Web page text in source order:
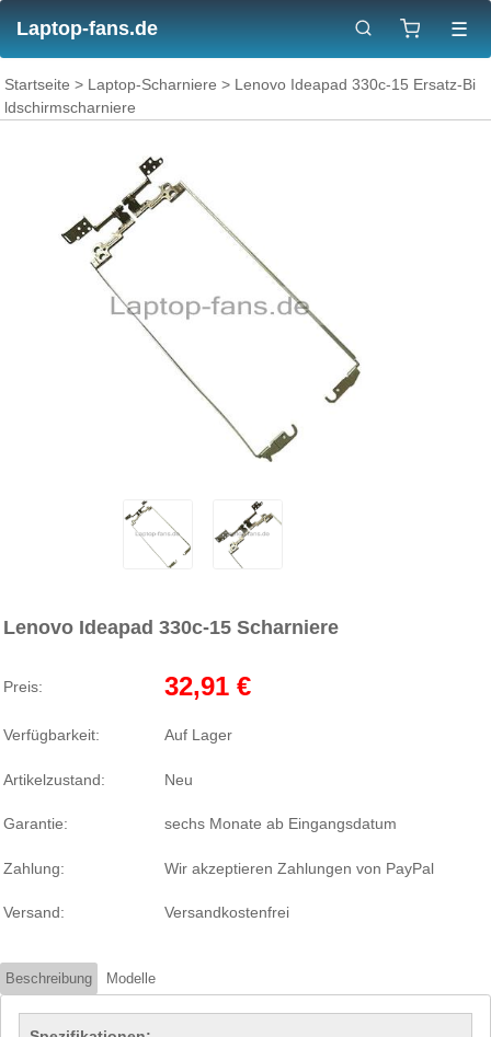
Laptop-fans.de ☰
Startseite > Laptop-Scharniere > Lenovo Ideapad 330c-15 Ersatz-Bi
ldschirmscharniere
Lenovo Ideapad 330c-15 Scharniere
Preis: 32,91 €
Verfügbarkeit: Auf Lager
Artikelzustand: Neu
Garantie: sechs Monate ab Eingangsdatum
Zahlung: Wir akzeptieren Zahlungen von PayPal
Versand: Versandkostenfrei
Beschreibung Modelle